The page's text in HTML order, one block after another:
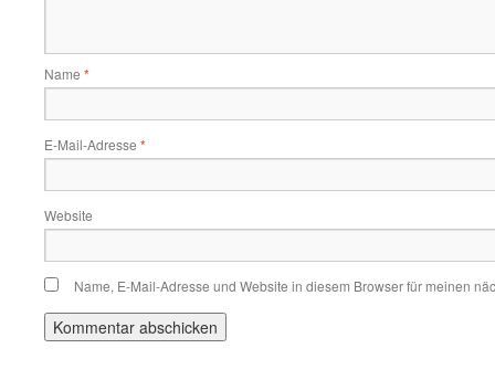
Name *
E-Mail-Adresse *
Website
Name, E-Mail-Adresse und Website in diesem Browser für meinen